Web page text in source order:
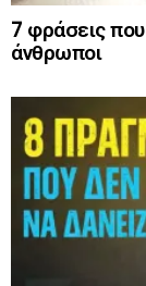
7 φράσεις
άνθρωποι